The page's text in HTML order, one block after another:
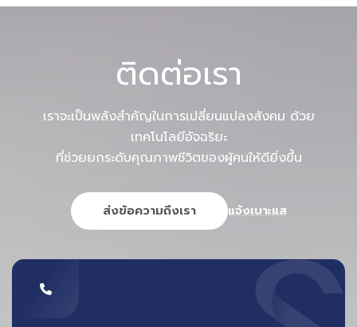
วิศวกรรมศาสตร์และเทคโนโลยี กล่าวว่าบริษัท สกาย ไอซีที มี
สังคมผ่านทางเทคโนโลยี พีไอเอ็มจึงได้สร้างความร่วมมือเพื่อ
พัฒนาบุคลากรทั้งสองฝ่าย อันจะนำไปสู่การถ่ายทอดการแลก
พัฒนาทั้งภาครัฐและเอกชน ทางด้านนักศึกษาคณะ
วิศวกรรมศาสตร์และเทคโนโลยีได้มีโอกาสฝึกปฏิบัติงานกับ
ช่วยให้สามารถเข้าถึงหลักสูตรด้านเทคโนโลยีที่มีมาตรฐานสูง
แบบครบวงจร ตอบโจทย์ภาคอุตสาหกรรม และยังเป็นการเพิ่ม
ติดต่อเรา
เราจะเป็นพลังสำคัญในการเปลี่ยนแปลงสังคม ด้วย
เทคโนโลยีอัจฉริยะ
ที่ช่วยยกระดับคุณภาพชีวิตของผู้คนให้ดียิ่งขึ้น
ส่งข้อความถึงเรา แจ้งเบาะแส